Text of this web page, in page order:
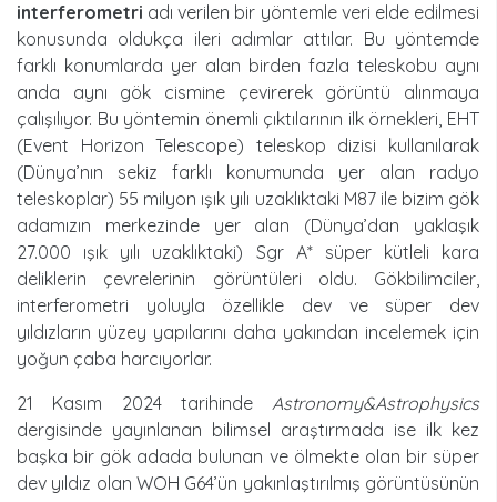
interferometri adı verilen bir yöntemle veri elde edilmesi
konusunda oldukça ileri adımlar attılar. Bu yöntemde
farklı konumlarda yer alan birden fazla teleskobu aynı
anda aynı gök cismine çevirerek görüntü alınmaya
çalışılıyor. Bu yöntemin önemli çıktılarının ilk örnekleri, EHT
(Event Horizon Telescope) teleskop dizisi kullanılarak
(Dünya’nın sekiz farklı konumunda yer alan radyo
teleskoplar) 55 milyon ışık yılı uzaklıktaki M87 ile bizim gök
adamızın merkezinde yer alan (Dünya’dan yaklaşık
27.000 ışık yılı uzaklıktaki) Sgr A* süper kütleli kara
deliklerin çevrelerinin görüntüleri oldu. Gökbilimciler,
interferometri yoluyla özellikle dev ve süper dev
yıldızların yüzey yapılarını daha yakından incelemek için
yoğun çaba harcıyorlar.
21 Kasım 2024 tarihinde Astronomy&Astrophysics
dergisinde yayınlanan bilimsel araştırmada ise ilk kez
başka bir gök adada bulunan ve ölmekte olan bir süper
dev yıldız olan WOH G64’ün yakınlaştırılmış görüntüsünün